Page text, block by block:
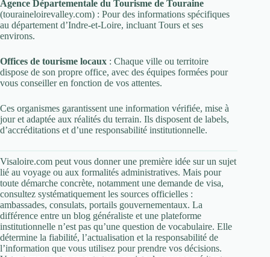
Agence Départementale du Tourisme de Touraine
(touraineloirevalley.com) : Pour des informations spécifiques
au département d’Indre-et-Loire, incluant Tours et ses
environs.
Offices de tourisme locaux : Chaque ville ou territoire
dispose de son propre office, avec des équipes formées pour
vous conseiller en fonction de vos attentes.
Ces organismes garantissent une information vérifiée, mise à
jour et adaptée aux réalités du terrain. Ils disposent de labels,
d’accréditations et d’une responsabilité institutionnelle.
Visaloire.com peut vous donner une première idée sur un sujet
lié au voyage ou aux formalités administratives. Mais pour
toute démarche concrète, notamment une demande de visa,
consultez systématiquement les sources officielles :
ambassades, consulats, portails gouvernementaux. La
différence entre un blog généraliste et une plateforme
institutionnelle n’est pas qu’une question de vocabulaire. Elle
détermine la fiabilité, l’actualisation et la responsabilité de
l’information que vous utilisez pour prendre vos décisions.